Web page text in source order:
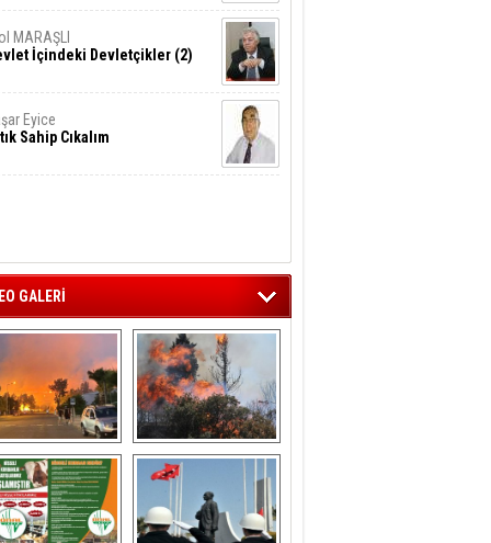
MARAŞLI
İçindeki Devletçikler (2)
Eyice
Sahip Cıkalım
GALERİ
‘da  otluk
alanda çıkan
yangın evlere
sıçramadan
söndürüldü
Aliağa'nın Ciğerleri